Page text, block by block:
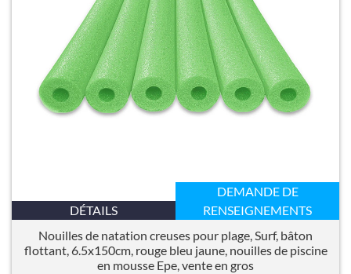
DÉTAILS
DEMANDE DE
RENSEIGNEMENTS
Nouilles de natation creuses pour plage, Surf, bâton
flottant, 6.5x150cm, rouge bleu jaune, nouilles de piscine
en mousse Epe, vente en gros